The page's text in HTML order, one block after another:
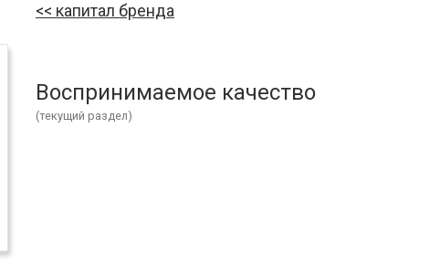
капитал бренда
Воспринимаемое качество
(текущий раздел)